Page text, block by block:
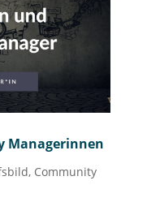
Managerinnen
, Community